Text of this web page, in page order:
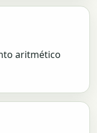
aritmético